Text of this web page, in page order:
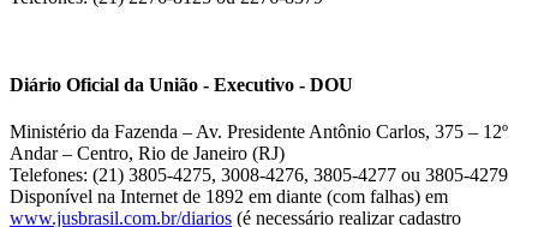
Diário Oficial da União - Executivo - DOU
Ministério da Fazenda – Av. Presidente Antônio Carlos, 375 – 12º
Andar – Centro, Rio de Janeiro (RJ)
Telefones: (21) 3805-4275, 3008-4276, 3805-4277 ou 3805-4279
Disponível na Internet de 1892 em diante (com falhas) em
www.jusbrasil.com.br/diarios (é necessário realizar cadastro